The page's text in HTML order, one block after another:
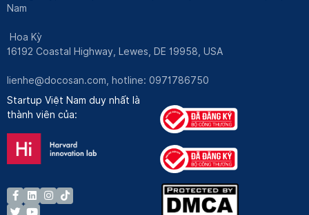
Nam
Hoa Kỳ
16192 Coastal Highway, Lewes, DE 19958, USA
lienhe@docosan.com , hotline: 0971786750
Startup Việt Nam duy nhất là
thành viên của: